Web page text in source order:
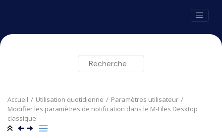
Accueil Utilisation quotidienne
Paramètres utilisateur
Modifier les paramètres de notification dans le M-Files Desktop
classique